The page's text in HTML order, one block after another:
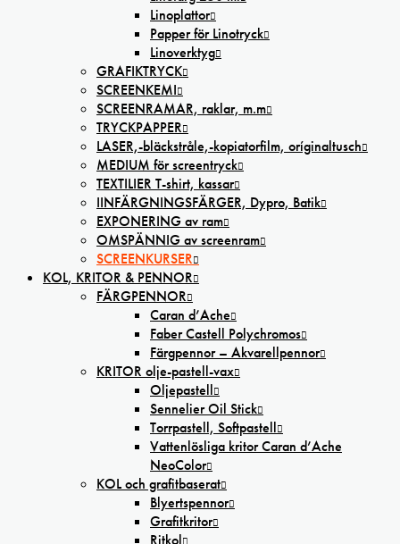
Linoplattor
Papper för Linotryck
Linoverktyg
GRAFIKTRYCK
SCREENKEMI
SCREENRAMAR, raklar, m.m
TRYCKPAPPER
LASER,-bläckstråle,-kopiatorfilm, oríginaltusch
MEDIUM för screentryck
TEXTILIER T-shirt, kassar
IINFÄRGNINGSFÄRGER, Dypro, Batik
EXPONERING av ram
OMSPÄNNIG av screenram
SCREENKURSER
KOL, KRITOR & PENNOR
FÄRGPENNOR
Caran d’Ache
Faber Castell Polychromos
Färgpennor – Akvarellpennor
KRITOR olje-pastell-vax
Oljepastell
Sennelier Oil Stick
Torrpastell, Softpastell
Vattenlösliga kritor Caran d’Ache
NeoColor
KOL och grafitbaserat
Blyertspennor
Grafitkritor
Ritkol